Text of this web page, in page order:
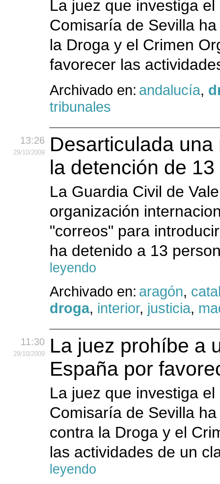
La juez que investiga
Comisaría de Sevilla
la Droga y el Crimen
favorecer las
Archivado en: andalucía,
tribunales
13:26
29/10/2009
Desarticulada
la detención de
La Guardia Civil de
organización
"correos" para
ha detenido a 13
leyendo
Archivado en: aragón,
droga, interior, justicia,
11:30
29/10/2009
La juez prohíbe a
España por
La juez que investiga
Comisaría de Sevilla
contra la Droga y el
las actividades de un
leyendo